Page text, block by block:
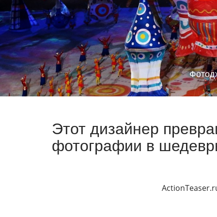
Этот дизайнер
фотографии в